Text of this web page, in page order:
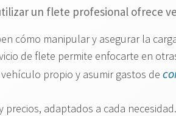
un flete profesional ofrece
cómo manipular y asegurar la
de flete permite enfocarte en
propio y asumir gastos de
adaptados a cada necesidad.